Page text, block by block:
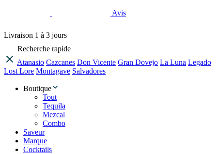
Avis
Livraison 1 à 3 jours
Recherche rapide
Atanasio Cazcanes Don Vicente Gran Dovejo La Luna Legado
Lost Lore Montagave Salvadores
Boutique
Tout
Tequila
Mezcal
Combo
Saveur
Marque
Cocktails